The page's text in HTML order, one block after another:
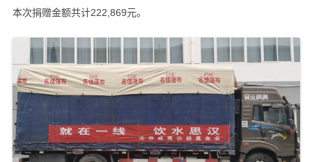
本次捐赠金额共计222,869元。